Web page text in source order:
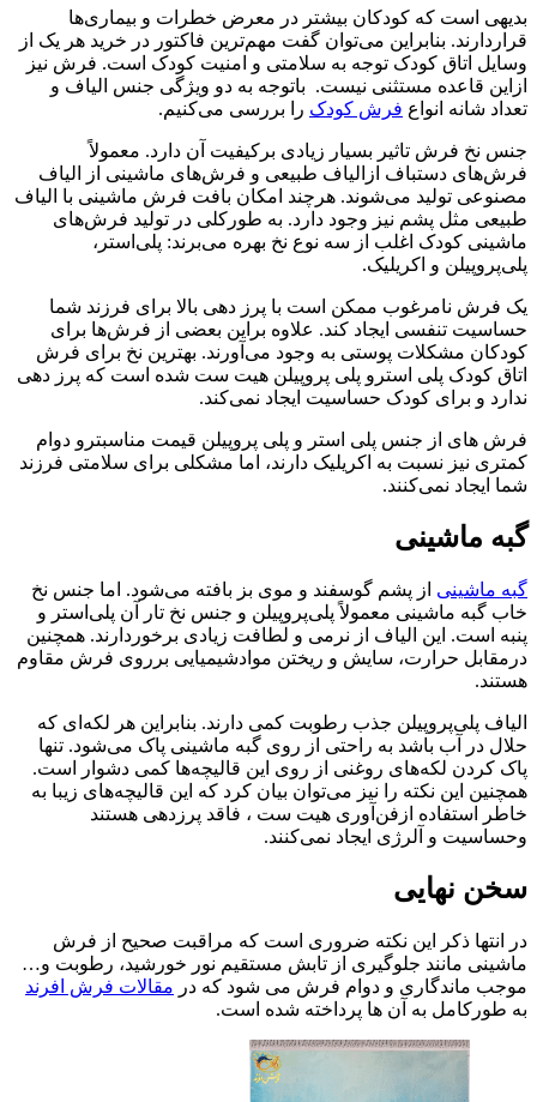
بدیهی است که کودکان بیشتر در معرض خطرات و بیماری‌ها
قراردارند. بنابراین می‌توان گفت مهم‌ترین فاکتور در خرید هر یک از
وسایل اتاق کودک توجه به سلامتی و امنیت کودک است. فرش نیز
ازاین قاعده مستثنی نیست. باتوجه به دو ویژگی جنس الیاف و
تعداد شانه انواع فرش‌ کودک را بررسی می‌کنیم.
جنس نخ فرش تاثیر بسیار زیادی برکیفیت آن دارد. معمولاً
فرش‌های دستباف ازالیاف طبیعی و فرش‌های ماشینی از الیاف
مصنوعی تولید می‌شوند. هرچند امکان بافت فرش ماشینی با الیاف
طبیعی مثل پشم نیز وجود دارد. به طورکلی در تولید فرش‌های
ماشینی کودک اغلب از سه نوع نخ بهره می‌برند: پلی‌استر،
پلی‌پروپیلن و اکریلیک.
یک فرش نامرغوب ممکن است با پرز دهی بالا برای فرزند شما
حساسیت تنفسی ایجاد کند. علاوه براین بعضی از فرش‌ها‌ برای
کودکان مشکلات پوستی به وجود می‌آورند. بهترین نخ برای فرش
اتاق کودک پلی استرو پلی پروپیلن هیت ست شده است که پرز دهی
ندارد و برای کودک حساسیت ایجاد نمی‌کند.
فرش های از جنس پلی استر و پلی پروپیلن قیمت مناسبترو دوام
کمتری نیز نسبت به اکریلیک دارند، اما مشکلی برای سلامتی فرزند
شما ایجاد نمی‌کنند.
گبه ماشینی
گبه ماشینی از پشم گوسفند و موی بز بافته می‌شود. اما جنس نخ
خاب گبه ماشینی معمولاً پلی‌پروپیلن و جنس نخ تار آن پلی‌استر و
پنبه است. این الیاف از نرمی و لطافت زیادی برخوردارند. همچنین
درمقابل حرارت، سایش و ریختن موادشیمیایی برروی فرش مقاوم
هستند.
الیاف پلی‌پروپیلن جذب رطوبت کمی دارند. بنابراین هر لکه‌ای که
حلال در آب باشد به راحتی از روی گبه ماشینی پاک می‌شود. تنها
پاک کردن لکه‌های روغنی از روی این قالیچه‌ها کمی دشوار است.
همچنین این نکته را نیز می‌توان بیان کرد که این قالیچه‌های زیبا به
خاطر استفاده ازفن‌آوری هیت‌ ست ، فاقد پرزدهی‌ هستند
وحساسیت و آلرژی ایجاد نمی‌کنند.
سخن نهایی
در انتها ذکر این نکته ضروری است که مراقبت صحیح از فرش
ماشینی مانند جلوگیری از تابش مستقیم نور خورشید، رطوبت و…
موجب ماندگاری و دوام فرش می شود که در مقالات فرش افرند
به طورکامل به آن ها پرداخته شده است.